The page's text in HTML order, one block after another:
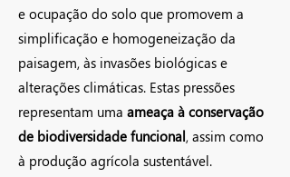
e ocupação do solo que promovem a
simplificação e homogeneização da
paisagem, às invasões biológicas e
alterações climáticas. Estas pressões
representam uma ameaça à conservação
de biodiversidade funcional, assim como
à produção agrícola sustentável.